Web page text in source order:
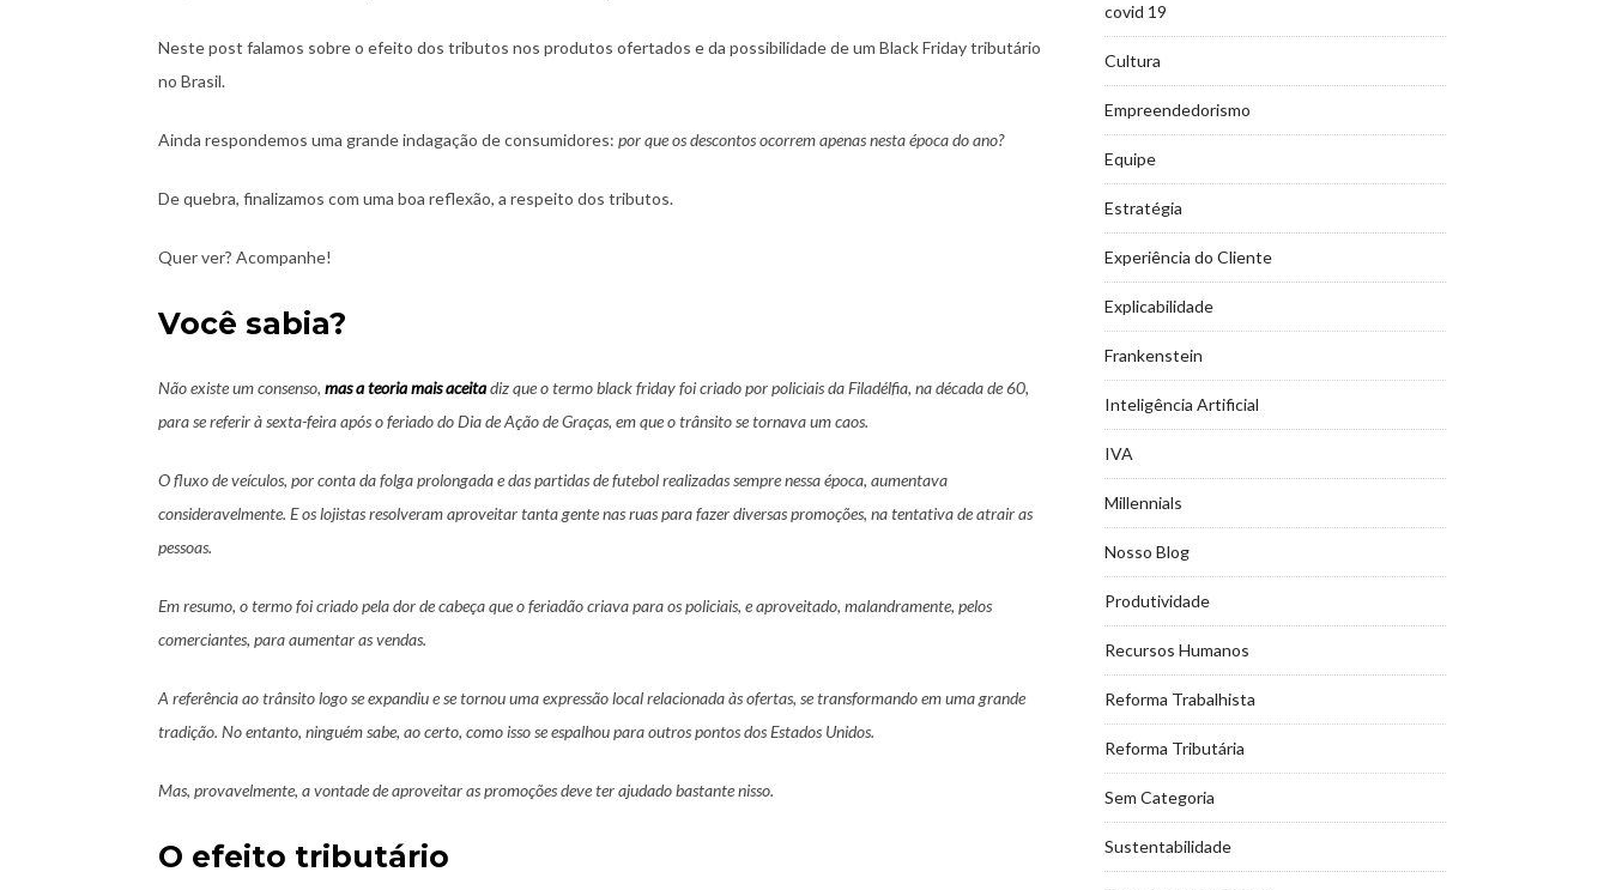
Neste post falamos sobre o efeito dos tributos nos produtos ofertados e da possibilidade de um Black Friday tributário
no Brasil.
Ainda respondemos uma grande indagação de consumidores: por que os descontos ocorrem apenas nesta época do ano?
De quebra, finalizamos com uma boa reflexão, a respeito dos tributos.
Quer ver? Acompanhe!
Você sabia?
Não existe um consenso, mas a teoria mais aceitadiz que o termo black friday foi criado por policiais da Filadélfia, na década de 60,
para se referir à sexta-feira após o feriado do Dia de Ação de Graças, em que o trânsito se tornava um caos.
O fluxo de veículos, por conta da folga prolongada e das partidas de futebol realizadas sempre nessa época, aumentava
consideravelmente. E os lojistas resolveram aproveitar tanta gente nas ruas para fazer diversas promoções, na tentativa de atrair as
pessoas.
Em resumo, o termo foi criado pela dor de cabeça que o feriadão criava para os policiais, e aproveitado, malandramente, pelos
comerciantes, para aumentar as vendas.
A referência ao trânsito logo se expandiu e se tornou uma expressão local relacionada às ofertas, se transformando em uma grande
tradição. No entanto, ninguém sabe, ao certo, como isso se espalhou para outros pontos dos Estados Unidos.
Mas, provavelmente, a vontade de aproveitar as promoções deve ter ajudado bastante nisso.
O efeito tributário
covid 19
Cultura
Empreendedorismo
Equipe
Estratégia
Experiência do Cliente
Explicabilidade
Frankenstein
Inteligência Artificial
IVA
Millennials
Nosso Blog
Produtividade
Recursos Humanos
Reforma Trabalhista
Reforma Tributária
Sem Categoria
Sustentabilidade